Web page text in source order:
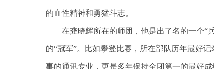
的血性精神和勇猛斗志。
在龚晓辉所在的师团，他是出了名的一个“
的“冠军”。比如攀登比赛，所在部队历年最好
事的通讯专业，更是多年保持全团第一的最好